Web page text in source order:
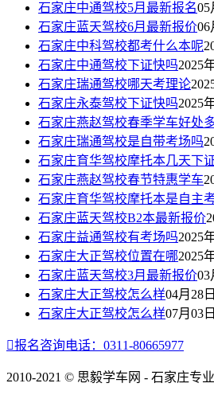
石家庄中通驾校5月最新报名05
石家庄蓝天驾校6月最新报价06
石家庄中科驾校都考什么本呢
石家庄中通驾校下证快吗2025
石家庄瑞通驾校哪天考理论
石家庄永泰驾校下证快吗2025
石家庄燕赵驾校春季学车好处
石家庄瑞通驾校是自带考场吗
石家庄育华驾校摩托本几天下
石家庄燕赵驾校春节特惠学车
石家庄育华驾校摩托本是自主
石家庄蓝天驾校B2本最新报价
石家庄益通驾校有考场吗2025
石家庄大正驾校位置在哪2025
石家庄蓝天驾校3月最新报价03
石家庄大正驾校怎么样04月28日
石家庄大正驾校怎么样07月03日
报名咨询电话：0311-80665977
2010-2021 © 思毅学车网 - 石家庄专